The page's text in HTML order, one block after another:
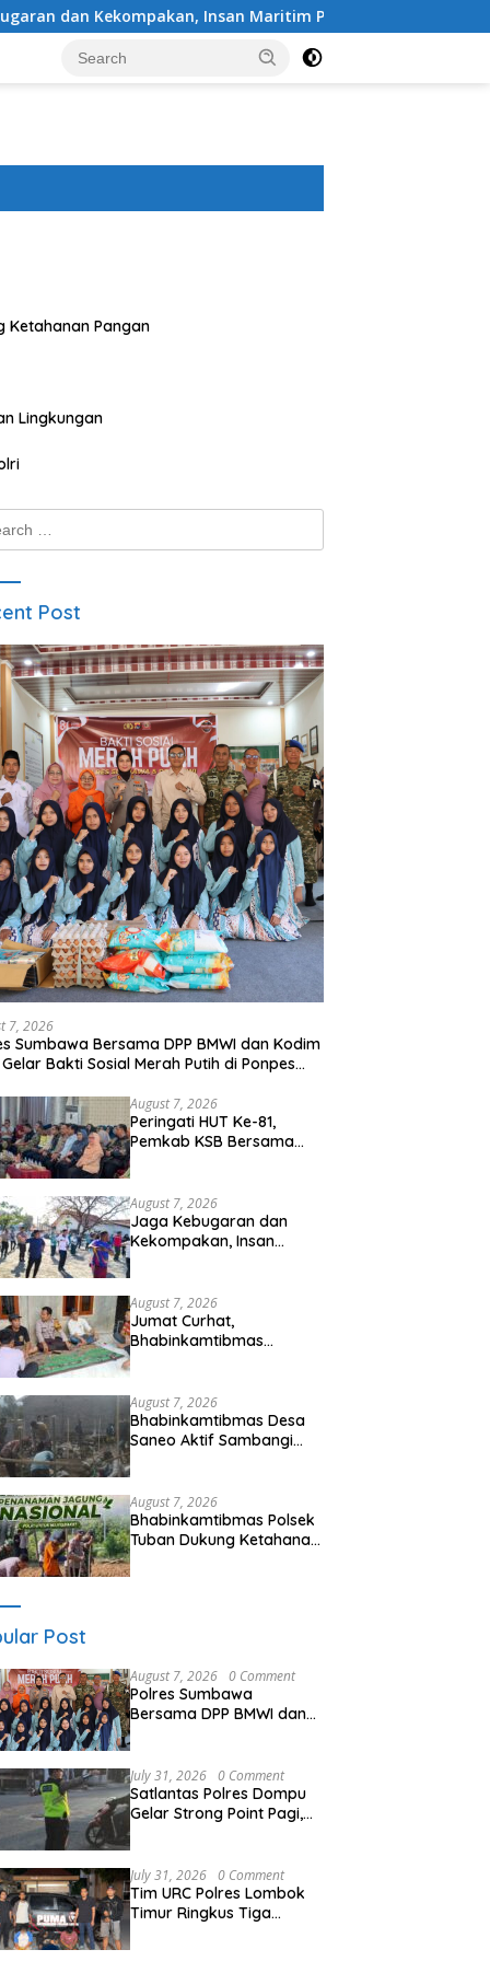
Maritim Pelabuhan Bima Gelar Senam Bersama
Ketahanan Pangan
Lingkungan
Post
7, 2026
Sumbawa Bersama DPP BMWI dan Kodim
Gelar Bakti Sosial Merah Putih di Ponpes
August 7, 2026
Peringati HUT Ke-81,
Pemkab KSB Bersama
Hari Pertama Kehidupan”
August 7, 2026
Jaga Kebugaran dan
Kekompakan, Insan
August 7, 2026
Jumat Curhat,
Bhabinkamtibmas
Narkoba Demi
Kamtibmas Kondusif
August 7, 2026
Bhabinkamtibmas Desa
Saneo Aktif Sambangi
Royong Jaga Kamtibmas
August 7, 2026
Bhabinkamtibmas Polsek
Tuban Dukung Ketahanan
Post
August 7, 2026 0 Comment
Polres Sumbawa
Bersama DPP BMWI dan
Ponpes Arrahman
Hidayatullah
July 31, 2026 0 Comment
Satlantas Polres Dompu
Gelar Strong Point Pagi,
July 31, 2026 0 Comment
Tim URC Polres Lombok
Timur Ringkus Tiga